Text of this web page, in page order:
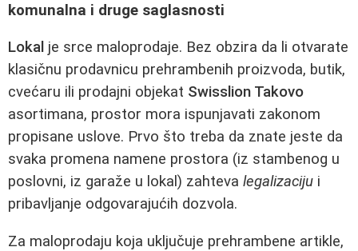
komunalna i druge saglasnosti
Lokal je srce maloprodaje. Bez obzira da li otvarate
klasičnu prodavnicu prehrambenih proizvoda, butik,
cvećaru ili prodajni objekat Swisslion Takovo
asortimana, prostor mora ispunjavati zakonom
propisane uslove. Prvo što treba da znate jeste da
svaka promena namene prostora (iz stambenog u
poslovni, iz garaže u lokal) zahteva legalizaciju i
pribavljanje odgovarajućih dozvola.
Za maloprodaju koja uključuje prehrambene artikle,